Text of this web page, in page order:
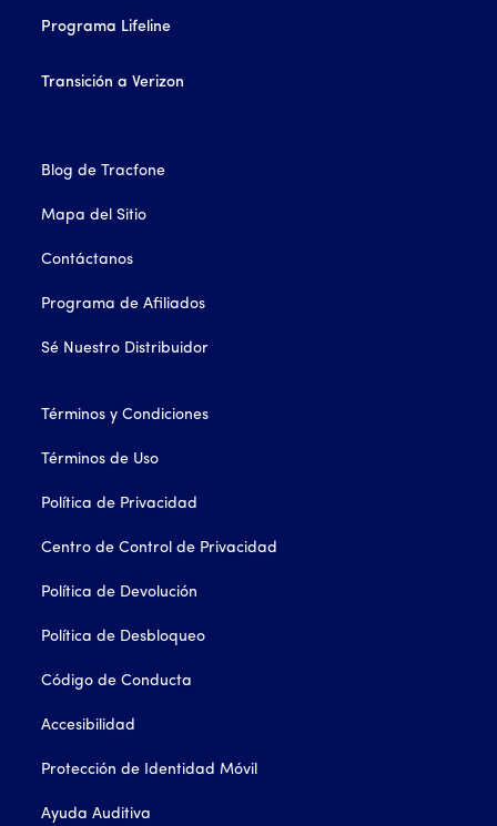
Programa Lifeline
Transición a Verizon
Blog de Tracfone
Mapa del Sitio
Contáctanos
Programa de Afiliados
Sé Nuestro Distribuidor
Términos y Condiciones
Términos de Uso
Política de Privacidad
Centro de Control de Privacidad
Política de Devolución
Política de Desbloqueo
Código de Conducta
Accesibilidad
Protección de Identidad Móvil
Ayuda Auditiva